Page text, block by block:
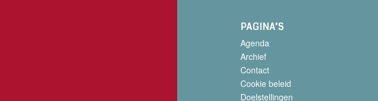
PAGINA’S
Agenda
Archief
Contact
Cookie beleid
Doelstellingen